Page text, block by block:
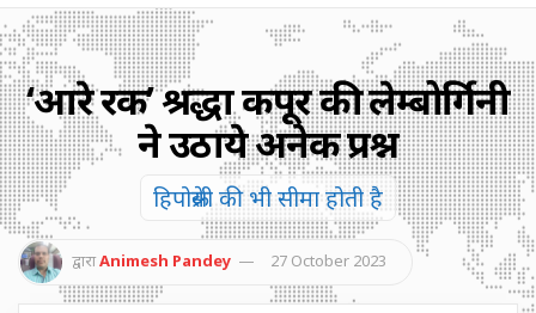
‘आरे रक्षक’ श्रद्धा कपूर की लेम्बोर्गिनी
ने उठाये अनेक प्रश्न
हिपोक्रेसी की भी सीमा होती है
द्वाराAnimesh Pandey 27 October 2023